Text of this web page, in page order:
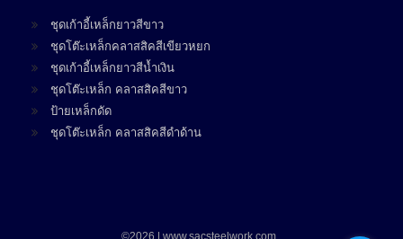
ชุดเก้าอี้เหล็กยาวสีขาว
ชุดโต๊ะเหล็กคลาสสิคสีเขียวหยก
ชุดเก้าอี้เหล็กยาวสีน้ำเงิน
ชุดโต๊ะเหล็ก คลาสสิคสีขาว
ป้ายเหล็กดัด
ชุดโต๊ะเหล็ก คลาสสิคสีดำด้าน
©2026 | www.sacsteelwork.com.